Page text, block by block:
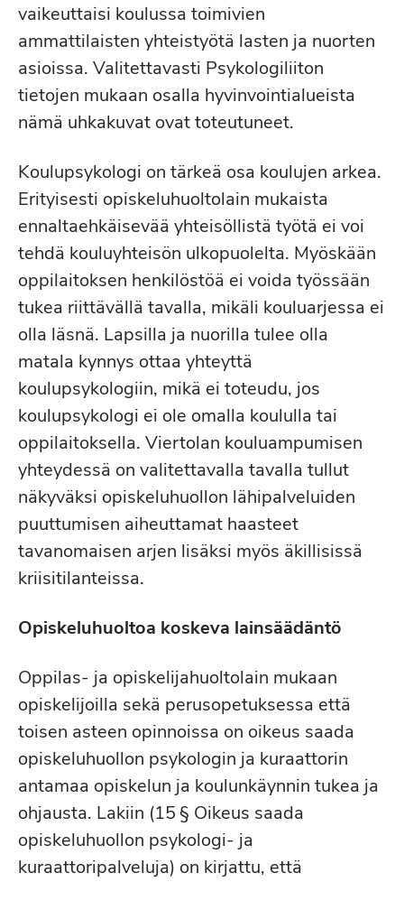
vaikeuttaisi koulussa toimivien
ammattilaisten yhteistyötä lasten ja nuorten
asioissa. Valitettavasti Psykologiliiton
tietojen mukaan osalla hyvinvointialueista
nämä uhkakuvat ovat toteutuneet.
Koulupsykologi on tärkeä osa koulujen arkea.
Erityisesti opiskeluhuoltolain mukaista
ennaltaehkäisevää yhteisöllistä työtä ei voi
tehdä kouluyhteisön ulkopuolelta. Myöskään
oppilaitoksen henkilöstöä ei voida työssään
tukea riittävällä tavalla, mikäli kouluarjessa ei
olla läsnä. Lapsilla ja nuorilla tulee olla
matala kynnys ottaa yhteyttä
koulupsykologiin, mikä ei toteudu, jos
koulupsykologi ei ole omalla koululla tai
oppilaitoksella. Viertolan kouluampumisen
yhteydessä on valitettavalla tavalla tullut
näkyväksi opiskeluhuollon lähipalveluiden
puuttumisen aiheuttamat haasteet
tavanomaisen arjen lisäksi myös äkillisissä
kriisitilanteissa.
Opiskeluhuoltoa koskeva lainsäädäntö
Oppilas- ja opiskelijahuoltolain mukaan
opiskelijoilla sekä perusopetuksessa että
toisen asteen opinnoissa on oikeus saada
opiskeluhuollon psykologin ja kuraattorin
antamaa opiskelun ja koulunkäynnin tukea ja
ohjausta. Lakiin (15 § Oikeus saada
opiskeluhuollon psykologi- ja
kuraattoripalveluja) on kirjattu, että